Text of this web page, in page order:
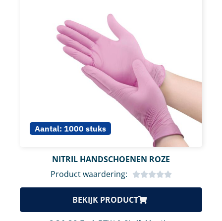
Aantal: 1000 stuks
NITRIL HANDSCHOENEN ROZE
Product waardering:
BEKIJK PRODUCT